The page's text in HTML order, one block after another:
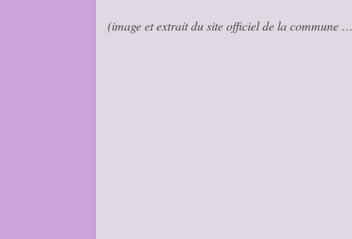
(image et extrait du site officiel de la commune …